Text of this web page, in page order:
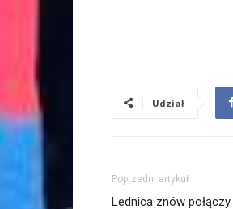
Udział
Poprzedni artykuł
Lednica znów